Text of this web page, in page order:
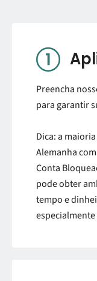
Preencha
para garantir
Dica: a
Alemanha
Conta
pode obter
tempo e